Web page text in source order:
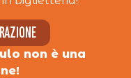
non è una